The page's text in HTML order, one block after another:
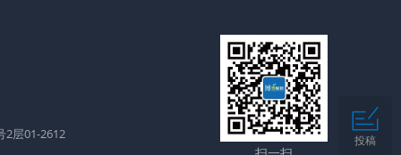
2层01-2612
投稿